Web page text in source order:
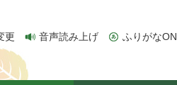
更 音声読み上げ ふりがなON